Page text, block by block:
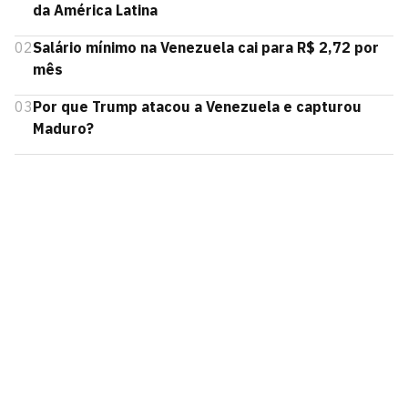
da América Latina
02Salário mínimo na Venezuela cai para R$ 2,72 por
mês
03Por que Trump atacou a Venezuela e capturou
Maduro?